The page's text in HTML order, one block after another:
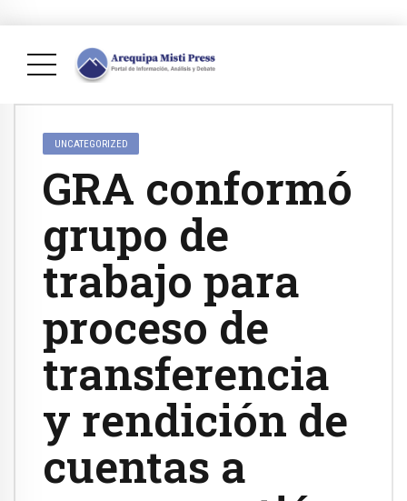
UNCATEGORIZED
GRA conformó
grupo de
trabajo para
proceso de
transferencia
y rendición de
cuentas a